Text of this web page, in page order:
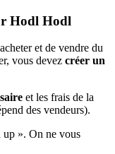
Hodl Hodl
et de vendre du
vous devez créer un
et les frais de la
des vendeurs).
up ». On ne vous